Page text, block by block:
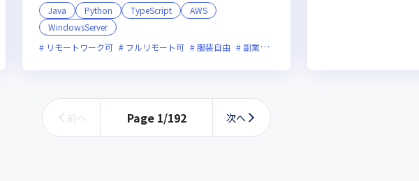
副業可 オンライン選考可
Java
Python TypeScript
AWS
WindowsServer
リモートワーク可
フルリモート可 服装自由 副業可
前へ Page 1/192 次へ